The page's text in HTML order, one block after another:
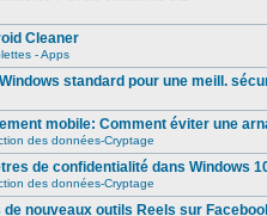
Cleaner
- Apps
standard pour une meill.
mobile: Comment éviter une
des données-Cryptage
de confidentialité dans Windows
des données-Cryptage
de nouveaux outils Reels sur